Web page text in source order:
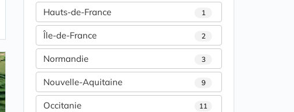
Hauts-de-France 1
Île-de-France 2
Normandie 3
Nouvelle-Aquitaine 9
Occitanie 11